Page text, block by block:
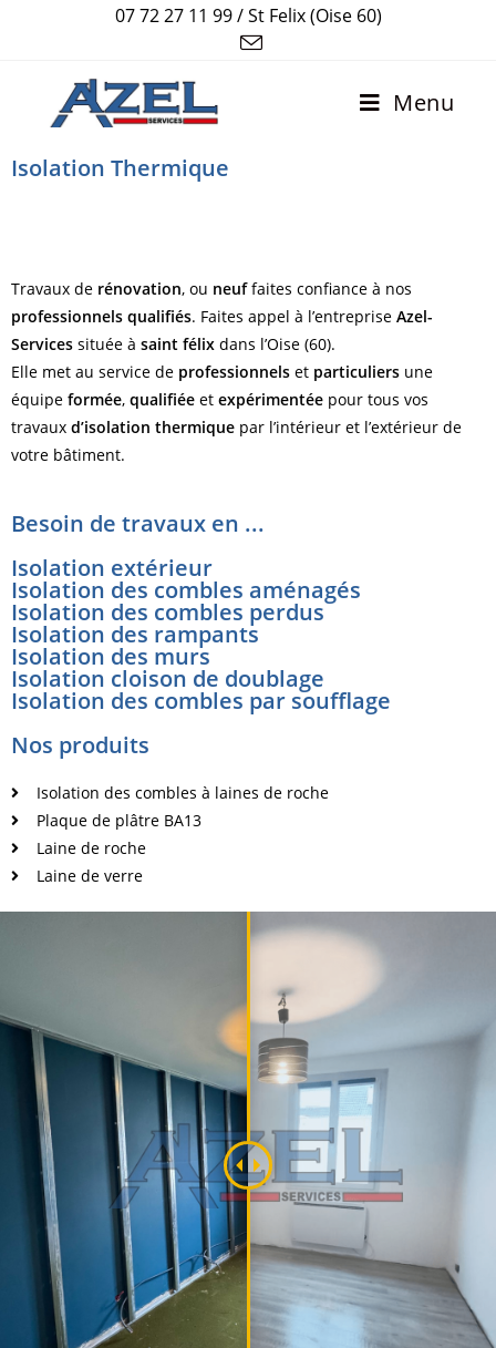
07 72 27 11 99 / St Felix (Oise 60)
Menu
Isolation Thermique
Travaux de rénovation, ou neuffaites confiance à nos
professionnels qualifiés. Faites appel à l’entreprise Azel-
Services située à saint félix dans l’Oise (60).
Elle met au service de professionnels et particuliers une
équipe formée, qualifiée et expérimentée pour tous vos
travaux d’isolation thermique par l’intérieur et l’extérieur de
votre bâtiment.
Besoin de travaux en ...
Isolation extérieur
Isolation des combles aménagés
Isolation des combles perdus
Isolation des rampants
Isolation des murs
Isolation cloison de doublage
Isolation des combles par soufflage
Nos produits
Isolation des combles à laines de roche
Plaque de plâtre BA13
Laine de roche
Laine de verre